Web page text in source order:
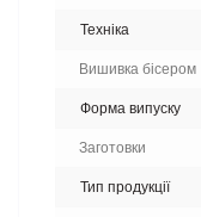
Техніка
Вишивка бісером
Форма випуску
Заготовки
Тип продукції